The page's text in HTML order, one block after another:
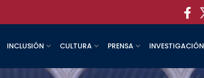
INCLUSIÓN CULTURA PRENSA INVESTIGACIÓN